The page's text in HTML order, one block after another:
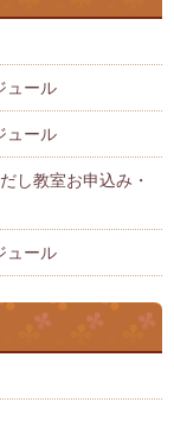
ュール
ュール
し教室お申込み・
ュール